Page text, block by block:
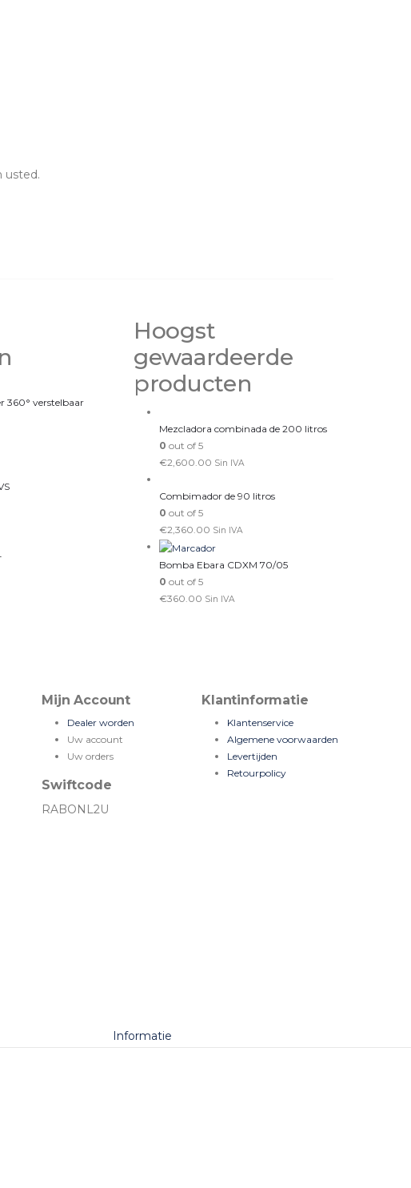
usted.
360° verstelbaar
Hoogst
gewaardeerde
producten
Mezcladora combinada de 200 litros
0 out of 5
€2,600.00 Sin IVA
Combimador de 90 litros
0 out of 5
€2,360.00 Sin IVA
Bomba Ebara CDXM 70/05
0 out of 5
€360.00 Sin IVA
Mijn Account
Dealer worden
Uw account
Uw orders
Swiftcode
RABONL2U
Klantinformatie
Klantenservice
Algemene voorwaarden
Levertijden
Retourpolicy
Informatie